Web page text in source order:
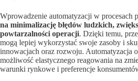
Wprowadzenie automatyzacji w procesach
na minimalizację błędów ludzkich,
powtarzalności operacji. Dzięki temu,
mogą lepiej wykorzystać swoje zasoby i
innowacjach oraz rozwoju. Automatyzacja
możliwość elastycznego reagowania na
warunki rynkowe i preferencje